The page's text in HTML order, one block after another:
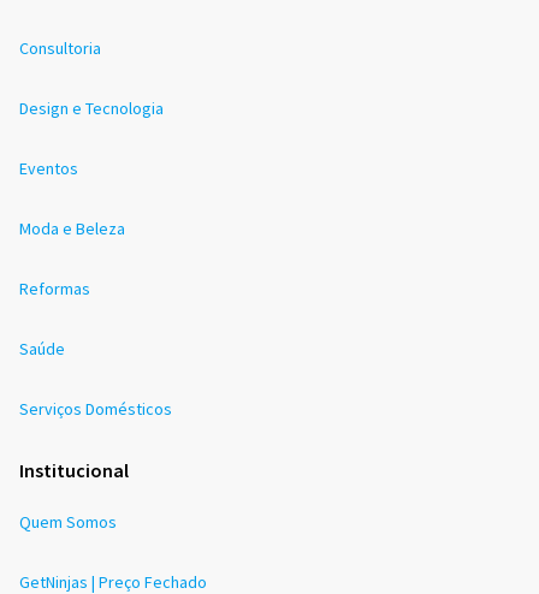
Consultoria
Design e Tecnologia
Eventos
Moda e Beleza
Reformas
Saúde
Serviços Domésticos
Institucional
Quem Somos
GetNinjas | Preço Fechado